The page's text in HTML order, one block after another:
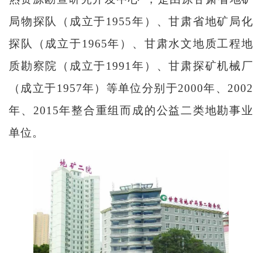
局物探队（成立于1955年）、甘肃省地矿局化
探队（成立于1965年）、甘肃水文地质工程地
质勘察院（成立于1991年）、甘肃探矿机械厂
（成立于1957年）等单位分别于2000年、2002
年、2015年整合重组而成的公益二类地勘事业
单位。